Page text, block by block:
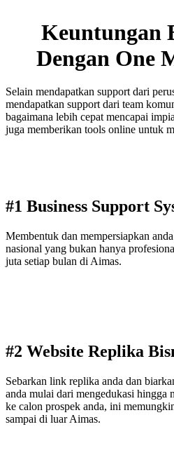
Keuntungan
Dengan One
Selain mendapatkan support dari
mendapatkan support dari team
bagaimana lebih cepat mencapai
juga memberikan tools online untuk
#1 Business Support
Membentuk dan mempersiapkan
nasional yang bukan hanya
juta setiap bulan di Aimas.
#2 Website Replika
Sebarkan link replika anda dan
anda mulai dari mengedukasi
ke calon prospek anda, ini
sampai di luar Aimas.